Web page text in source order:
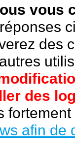
vous
des
des
afin de